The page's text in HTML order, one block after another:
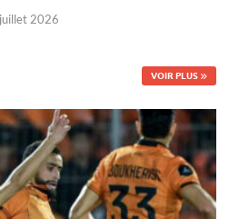
2026
VOIR PLUS